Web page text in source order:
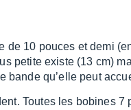
de 10 pouces et demi
petite existe (13 cm)
bande qu’elle peut
Toutes les bobines 7